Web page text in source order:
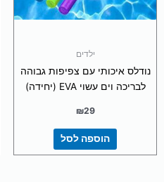
ילדים
נודלס איכותי עם צפיפות גבוהה
לבריכה וים עשוי EVA (יחידה)
₪29
הוספה לסל